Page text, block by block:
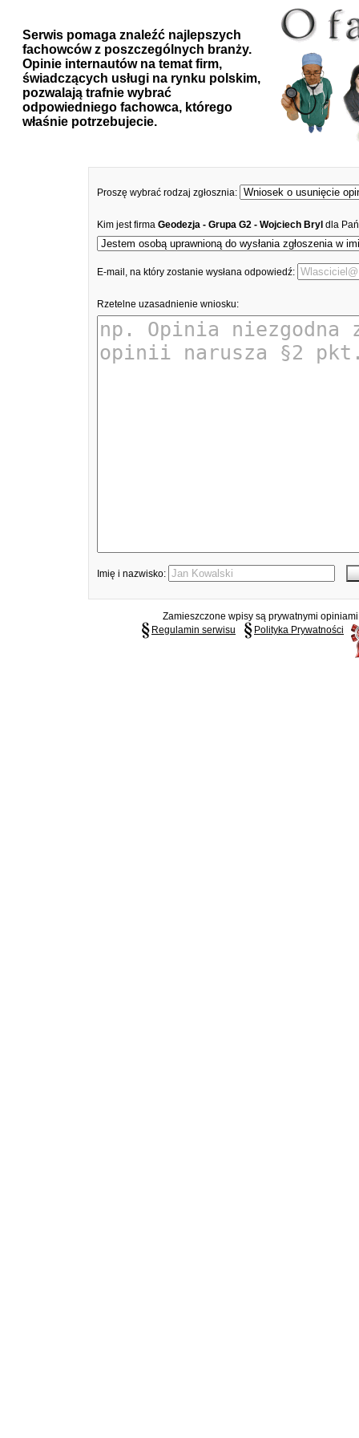
Serwis pomaga znaleźć najlepszych
fachowców z poszczególnych branży.
Opinie internautów na temat firm,
świadczących usługi na rynku polskim,
pozwalają trafnie wybrać
odpowiedniego fachowca, którego
właśnie potrzebujecie.
Proszę wybrać rodzaj zgłosznia:
Kim jest firma Geodezja - Grupa G2 - Wojciech Bryl dla
E-mail, na który zostanie wysłana odpowiedź:
Rzetelne uzasadnienie wniosku:
Imię i nazwisko:
Zamieszczone wpisy są prywatnymi
Regulamin serwisu
Polityka Prywatności